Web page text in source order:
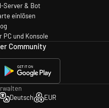
Server & Bot
einlösen
PC und Konsole
Community
Deutsch EUR